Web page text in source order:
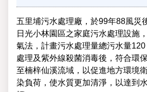
五里埔污水處理廠，於99年88風災
日光小林園區之家庭污水處理設施
氣法，計畫污水處理量總污水量
處理及紫外線殺菌消毒後，符合環
至楠梓仙溪流域，以促進地方環境
染負荷，使水質更加清淨，以達到